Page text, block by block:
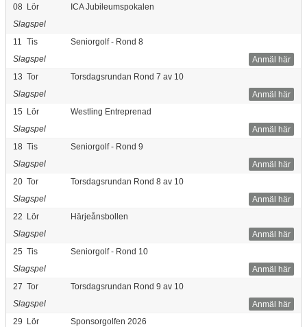
08 Lör
ICA Jubileumspokalen
Slagspel
11
Tis
Seniorgolf - Rond 8
Anmäl här
Slagspel
13 Tor
Torsdagsrundan Rond 7 av 10
Anmäl här
Slagspel
15 Lör
Westling Entreprenad
Anmäl här
Slagspel
18 Tis
Seniorgolf - Rond 9
Anmäl här
Slagspel
20 Tor
Torsdagsrundan Rond 8 av 10
Anmäl här
Slagspel
22 Lör
Härjeånsbollen
Anmäl här
Slagspel
25 Tis
Seniorgolf - Rond 10
Anmäl här
Slagspel
27 Tor
Torsdagsrundan Rond 9 av 10
Anmäl här
Slagspel
29 Lör
Sponsorgolfen 2026